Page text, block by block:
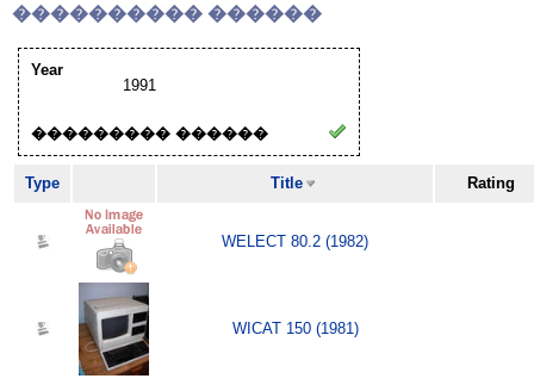
���������� ������
Year
1991
��������� ������
Type Title Rating
WELECT 80.2 (1982)
WICAT 150 (1981)